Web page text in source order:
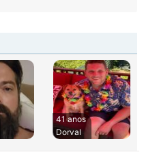
41 anos
Dorval